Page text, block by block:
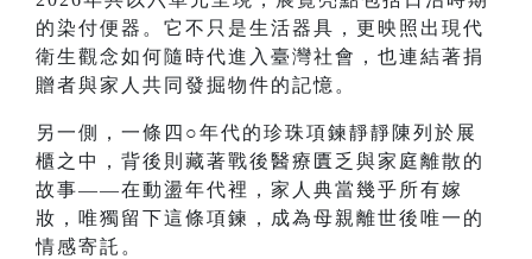
的染付便器。它不只是生活器具，更映照出現代
衛生觀念如何隨時代進入臺灣社會，也連結著捐
贈者與家人共同發掘物件的記憶。
另一側，一條四○年代的珍珠項鍊靜靜陳列於展
櫃之中，背後則藏著戰後醫療匱乏與家庭離散的
故事——在動盪年代裡，家人典當幾乎所有嫁
妝，唯獨留下這條項鍊，成為母親離世後唯一的
情感寄託。